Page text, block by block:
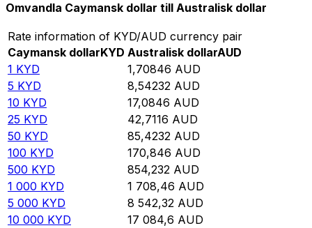
Omvandla Caymansk dollar till Australisk dollar
Rate information of KYD/AUD currency pair
Caymansk dollarKYD Australisk dollarAUD
1 KYD 1,70846 AUD
5 KYD 8,54232 AUD
10 KYD 17,0846 AUD
25 KYD 42,7116 AUD
50 KYD 85,4232 AUD
100 KYD 170,846 AUD
500 KYD 854,232 AUD
1 000 KYD 1 708,46 AUD
5 000 KYD 8 542,32 AUD
10 000 KYD 17 084,6 AUD